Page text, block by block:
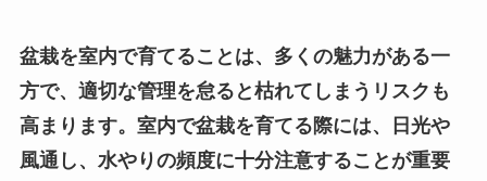
盆栽を室内で育てることは、多くの魅力がある一
方で、適切な管理を怠ると枯れてしまうリスクも
高まります。室内で盆栽を育てる際には、日光や
風通し、水やりの頻度に十分注意することが重要